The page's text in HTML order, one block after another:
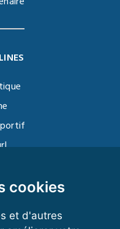
cookies
et d'autres